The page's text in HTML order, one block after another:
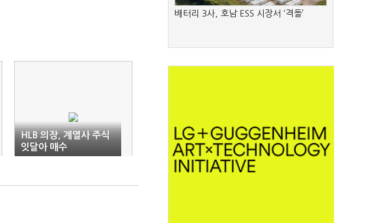
HLB 의장, 계열사 주식
잇달아 매수
배터리 3사, 호남 ESS 시장서 ‘격돌’